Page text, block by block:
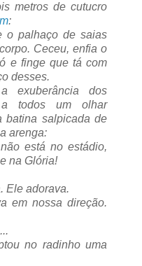
metros de cutucro
:
o palhaço de saias
Ceceu, enfia o
e finge que tá com
desses.
exuberância dos
todos um olhar
batina salpicada de
arenga:
está no estádio,
na Glória!
Ele adorava.
em nossa direção.
no radinho uma